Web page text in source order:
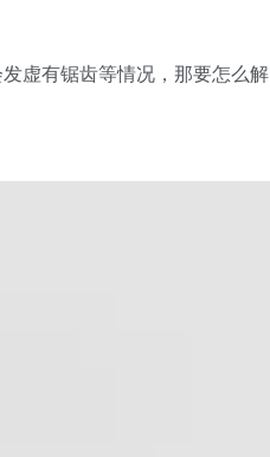
虚有锯齿等情况，那要怎么解